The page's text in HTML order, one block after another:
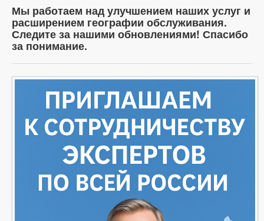
Мы работаем над улучшением наших услуг и
расширением географии обслуживания.
Следите за нашими обновлениями! Спасибо
за понимание.